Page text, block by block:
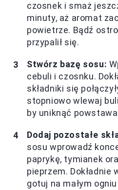
czosnek i smaż
minuty, aż aromat
powietrze. Bądź
przypalił się.
Stwórz bazę sosu:
cebuli i czosnku.
składniki się
stopniowo wlewaj
by uniknąć
Dodaj pozostałe
sosu wprowadź
paprykę, tymianek
pieprzem. Dokładnie
gotuj na małym